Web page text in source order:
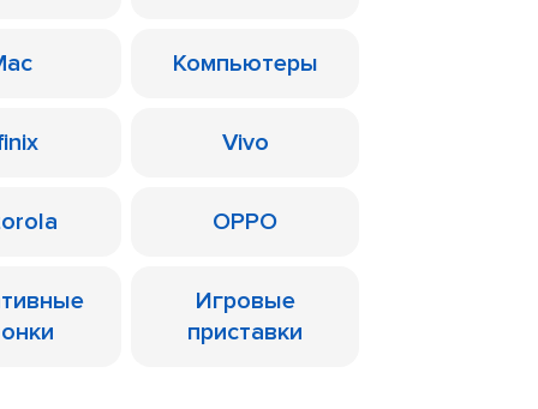
Компьютеры
Vivo
OPPO
Игровые
приставки